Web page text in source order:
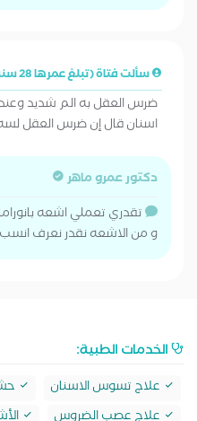
سألت فتاة (تبلغ عمرها 28 سنة)
ضرس العقل به الم شديد
اسنان قال إن ضرس العقل
دكتور عمرو ماهر
تقدري تعملي اشعه
و من الاشعه نقدر نعرف
الخدمات الطبية:
علاج تسوس الاسنان